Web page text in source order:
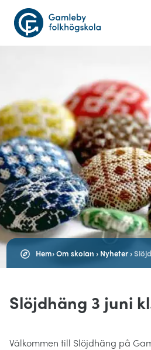
Hem›Om skolan › Nyheter›
Slöjdhäng 3 juni
Välkommen till Slöjdhäng på